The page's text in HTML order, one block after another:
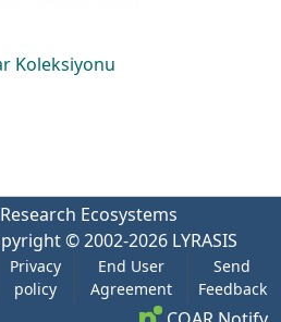
Koleksiyonu
Ecosystems
© 2002-2026 LYRASIS
Privacy
policy
End User
Agreement
Send
Feedback